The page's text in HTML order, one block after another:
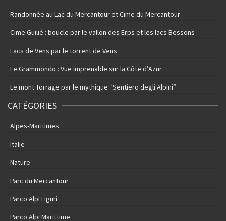
Randonnée au Lac du Mercantour et Cime du Mercantour
Cime Guilié : boucle par le vallon des Erps et les lacs Bessons
Lacs de Vens par le torrent de Vens
Le Grammondo : Vue imprenable sur la Côte d’Azur
Le mont Torrage par le mythique “Sentiero degli Alpini”
CATÉGORIES
Alpes-Maritimes
Italie
Nature
Parc du Mercantour
Parco Alpi Liguri
Parco Alpi Marittime